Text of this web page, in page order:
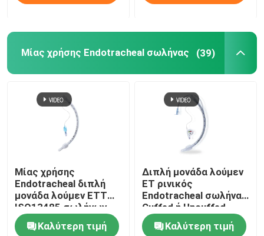
Μίας χρήσης Endotracheal σωλήνας (39)
Μίας χρήσης
Endotracheal διπλή
μονάδα λούμεν ETT
ISO13485 σωλήνων
Orotracheal
επικυρωμένη
Καλύτερη τιμή
Διπλή μονάδα λούμεν
ET ρινικός
Endotracheal σωλήνας
Cuffed ή Uncuffed
Καλύτερη τιμή